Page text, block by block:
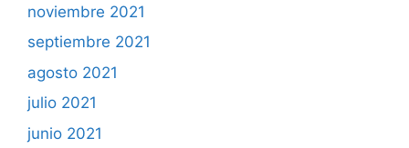
noviembre 2021
septiembre 2021
agosto 2021
julio 2021
junio 2021